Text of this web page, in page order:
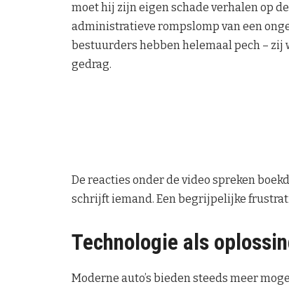
moet hij zijn eigen schade verhalen op
administratieve rompslomp van een
bestuurders hebben helemaal pech –
gedrag.
De reacties onder de video spreken
schrijft iemand. Een begrijpelijke
Technologie als
Moderne auto’s bieden steeds meer